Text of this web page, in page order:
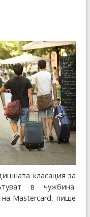
ата класация за
ат в чужбина.
Mastercard, пише